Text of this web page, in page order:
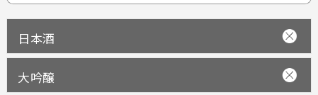
日本酒
大吟醸